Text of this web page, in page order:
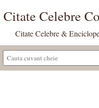
Citate Celebre
Citate Celebre &